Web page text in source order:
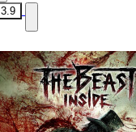
3.9